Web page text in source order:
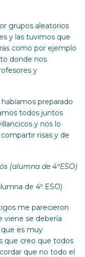
grupos aleatorios
y las tuvimos que
como por ejemplo
donde nos
y
preparado
todos juntos
y nos lo
risas y de
(alumna de 4ºESO)
de 4º ESO)
me parecieron
viene se debería
que es muy
que creo que todos
que no todo el